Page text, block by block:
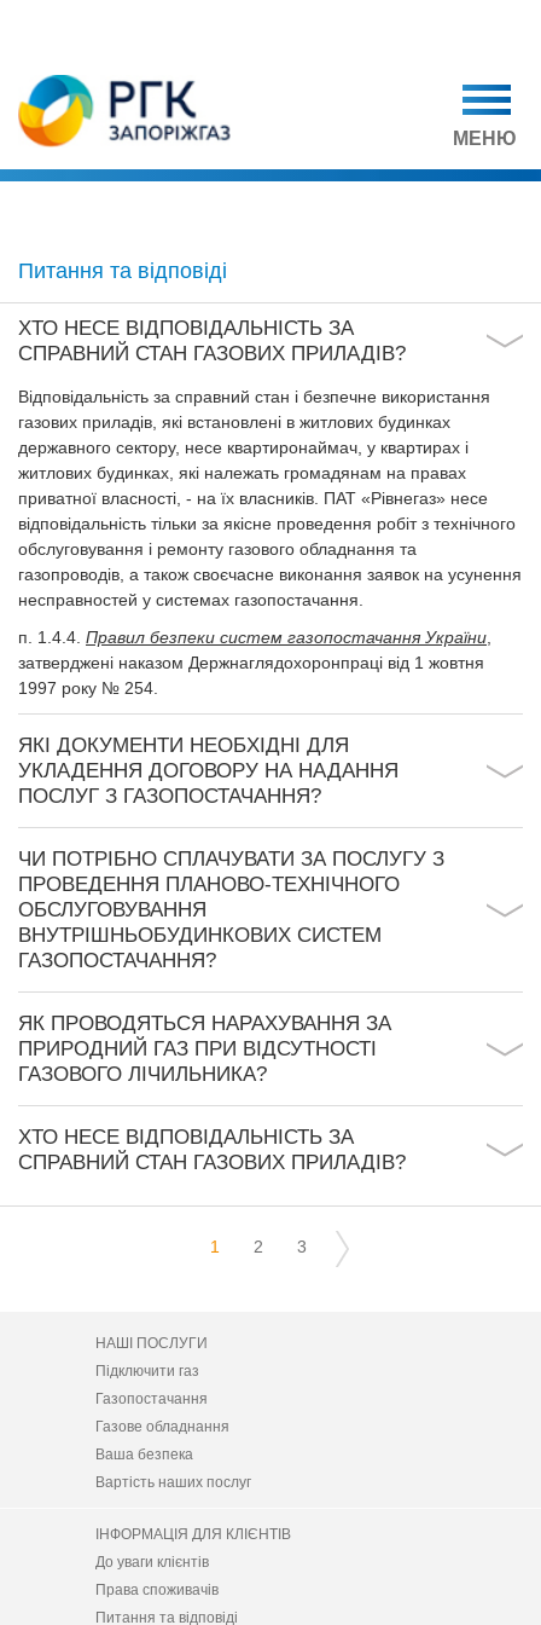
МЕНЮ
Питання та відповіді
ХТО НЕСЕ ВІДПОВІДАЛЬНІСТЬ ЗА
СПРАВНИЙ СТАН ГАЗОВИХ ПРИЛАДІВ?
Відповідальність за справний стан і безпечне використання
газових приладів, які встановлені в житлових будинках
державного сектору, несе квартиронаймач, у квартирах і
житлових будинках, які належать громадянам на правах
приватної власності, - на їх власників. ПАТ «Рівнегаз» несе
відповідальність тільки за якісне проведення робіт з технічного
обслуговування і ремонту газового обладнання та
газопроводів, а також своєчасне виконання заявок на усунення
несправностей у системах газопостачання.
п. 1.4.4. Правил безпеки систем газопостачання України
затверджені наказом Держнаглядохоронпраці від 1 жовтня
1997 року № 254.
ЯКІ ДОКУМЕНТИ НЕОБХІДНІ ДЛЯ
УКЛАДЕННЯ ДОГОВОРУ НА НАДАННЯ
ПОСЛУГ З ГАЗОПОСТАЧАННЯ?
ЧИ ПОТРІБНО СПЛАЧУВАТИ ЗА ПОСЛУГУ З
ПРОВЕДЕННЯ ПЛАНОВО-ТЕХНІЧНОГО
ОБСЛУГОВУВАННЯ
ВНУТРІШНЬОБУДИНКОВИХ СИСТЕМ
ГАЗОПОСТАЧАННЯ?
ЯК ПРОВОДЯТЬСЯ НАРАХУВАННЯ ЗА
ПРИРОДНИЙ ГАЗ ПРИ ВІДСУТНОСТІ
ГАЗОВОГО ЛІЧИЛЬНИКА?
ХТО НЕСЕ ВІДПОВІДАЛЬНІСТЬ ЗА
СПРАВНИЙ СТАН ГАЗОВИХ ПРИЛАДІВ?
1 2 3
НАШІ ПОСЛУГИ
Підключити газ
Газопостачання
Газове обладнання
Ваша безпека
Вартість наших послуг
ІНФОРМАЦІЯ ДЛЯ КЛІЄНТІВ
До уваги клієнтів
Права споживачів
Питання та відповіді